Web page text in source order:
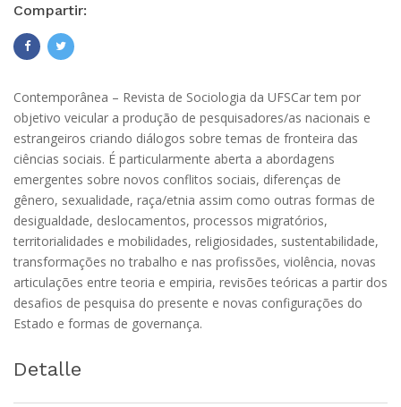
Compartir:
Contemporânea – Revista de Sociologia da UFSCar tem por
objetivo veicular a produção de pesquisadores/as nacionais e
estrangeiros criando diálogos sobre temas de fronteira das
ciências sociais. É particularmente aberta a abordagens
emergentes sobre novos conflitos sociais, diferenças de
gênero, sexualidade, raça/etnia assim como outras formas de
desigualdade, deslocamentos, processos migratórios,
territorialidades e mobilidades, religiosidades, sustentabilidade,
transformações no trabalho e nas profissões, violência, novas
articulações entre teoria e empiria, revisões teóricas a partir dos
desafios de pesquisa do presente e novas configurações do
Estado e formas de governança.
Detalle